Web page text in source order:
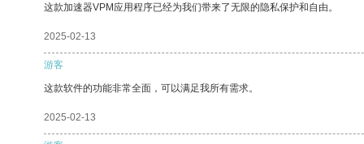
这款加速器VPM应用程序已经为我们带来了无限的隐私保护和自由。
2025-02-13
游客
这款软件的功能非常全面，可以满足我所有需求。
2025-02-13